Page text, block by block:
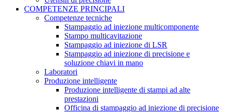
COMPETENZE PRINCIPALI
Competenze tecniche
Stampaggio ad iniezione multicomponente
Stampo multicavitazione
Stampaggio ad iniezione di LSR
Stampaggio ad iniezione di precisione e
soluzione chiavi in ​​mano
Laboratori
Produzione intelligente
Produzione intelligente di stampi ad alte
prestazioni
Officina di stampaggio ad iniezione di precisione